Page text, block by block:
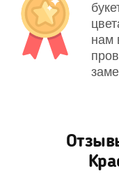
нам